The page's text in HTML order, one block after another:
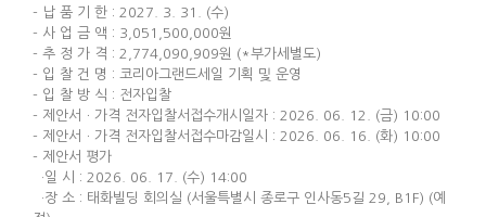
- 납 품 기 한 : 2027. 3. 31. (수)
- 사 업 금 액 : 3,051,500,000원
- 추 정 가 격 : 2,774,090,909원 (*부가세별도)
- 입 찰 건 명 : 코리아그랜드세일 기획 및 운영
- 입 찰 방 식 : 전자입찰
- 제안서ㆍ가격 전자입찰서접수개시일자 : 2026. 06. 12. (금) 10:00
- 제안서ㆍ가격 전자입찰서접수마감일시 : 2026. 06. 16. (화) 10:00
- 제안서 평가
·일 시 : 2026. 06. 17. (수) 14:00
·장 소 : 태화빌딩 회의실 (서울특별시 종로구 인사동5길 29, B1F) (예